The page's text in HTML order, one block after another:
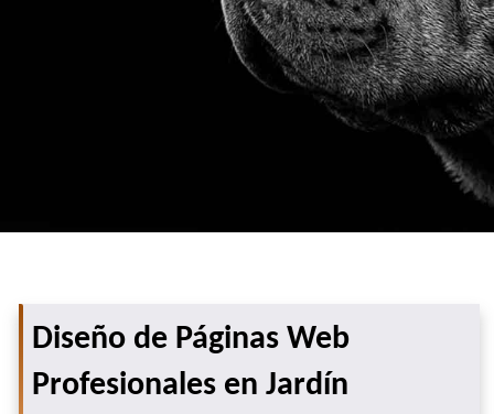
Diseño de Páginas Web
Profesionales en Jardín